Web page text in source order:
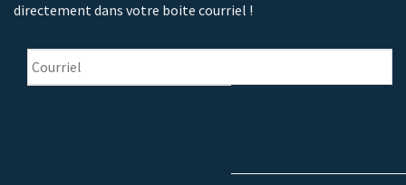
directement dans votre boite courriel !
Courriel *